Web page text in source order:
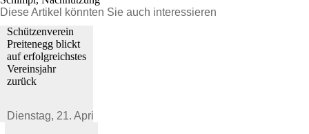
Diese Artikel könnten Sie auch interessieren
Schützenverein
Preitenegg blickt
auf erfolgreichstes
Vereinsjahr
zurück
Dienstag, 21. April 2026